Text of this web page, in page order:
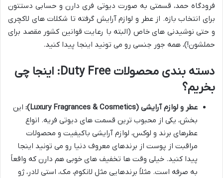
فرودگاه حمد، قسمتی به صورت دیوتی فری دارن و حسابی دستتون
برای انتخاب بازه. از عطر و لوازم آرایش گرفته تا شکلات های لاکچری
و حتی نوشیدنی های خاص (البته با رعایت قوانین کشور مقصد برای
حملشون!)، همه جور جنسی رو می تونید اینجا پیدا کنید.
دسته بندی محصولات Duty Free: اینجا چی
بخریم؟
عطر و لوازم آرایشی (Luxury Fragrances & Cosmetics):
این
بخش، یکی از محبوب ترین قسمت های دیوتی فریه. انواع
عطرهای برند و لوکس، لوازم آرایشی باکیفیت و محصولات
مراقبت از پوست از برندهای معروف دنیا رو می تونید اینجا
پیدا کنید. خیلی وقت ها تخفیف های خوبی هم دارن که واقعاً
به صرفه است. مثلاً برندهایی مثل لانکوم، مک، استی لادر، ژو